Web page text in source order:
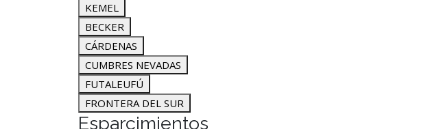
KEMEL
BECKER
CÁRDENAS
CUMBRES NEVADAS
FUTALEUFÚ
FRONTERA DEL SUR
Esparcimientos